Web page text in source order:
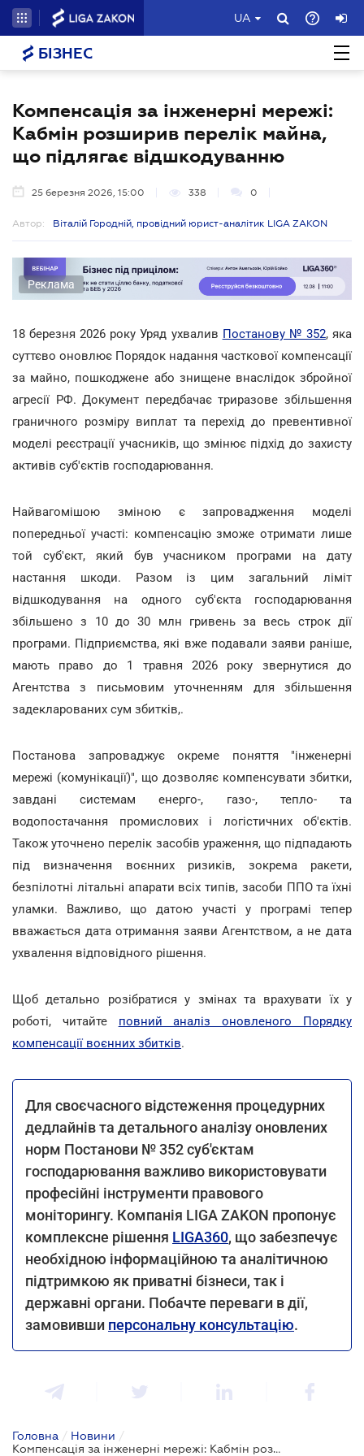
UA
БІЗНЕС
Компенсація за інженерні мережі:
Кабмін розширив перелік майна,
що підлягає відшкодуванню
25 березня 2026, 15:00 338 0
Автор: Віталій Городній, провідний юрист-аналітик LIGA ZAKON
Реклама
18 березня 2026 року Уряд ухвалив Постанову № 352, яка
суттєво оновлює Порядок надання часткової компенсації
за майно, пошкоджене або знищене внаслідок збройної
агресії РФ. Документ передбачає триразове збільшення
граничного розміру виплат та перехід до превентивної
моделі реєстрації учасників, що змінює підхід до захисту
активів суб'єктів господарювання.
Найвагомішою зміною є запровадження моделі
попередньої участі: компенсацію зможе отримати лише
той суб'єкт, який був учасником програми на дату
настання шкоди. Разом із цим загальний ліміт
відшкодування на одного суб'єкта господарювання
збільшено з 10 до 30 млн гривень за весь строк дії
програми. Підприємства, які вже подавали заяви раніше,
мають право до 1 травня 2026 року звернутися до
Агентства з письмовим уточненням для збільшення
задекларованих сум збитків,.
Постанова запроваджує окреме поняття "інженерні
мережі (комунікації)", що дозволяє компенсувати збитки,
завдані системам енерго-, газо-, тепло- та
водопостачання промислових і логістичних об'єктів.
Також уточнено перелік засобів ураження, що підпадають
під визначення воєнних ризиків, зокрема ракети,
безпілотні літальні апарати всіх типів, засоби ППО та їхні
уламки. Важливо, що датою участі у програмі тепер
вважається дата отримання заяви Агентством, а не дата
ухвалення відповідного рішення.
Щоб детально розібратися у змінах та врахувати їх у
роботі, читайте повний аналіз оновленого Порядку
компенсації воєнних збитків.
Для своєчасного відстеження процедурних
дедлайнів та детального аналізу оновлених
норм Постанови № 352 суб'єктам
господарювання важливо використовувати
професійні інструменти правового
моніторингу. Компанія LIGA ZAKON пропонує
комплексне рішення LIGA360, що забезпечує
необхідною інформаційною та аналітичною
підтримкою як приватні бізнеси, так і
державні органи. Побачте переваги в дії,
замовивши персональну консультацію.
Головна / Новини /
Компенсація за інженерні мережі: Кабмін розширив перелік майна, що підлягає відшкодуванню